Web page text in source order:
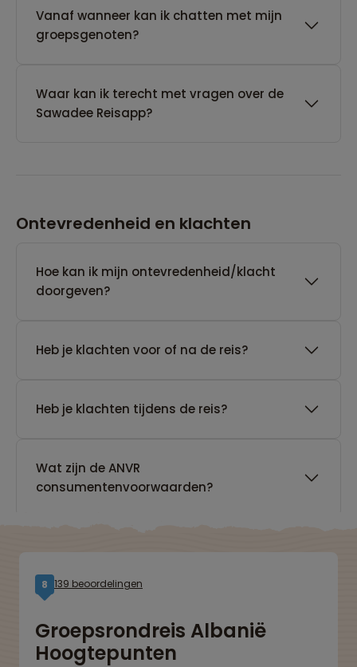
Vanaf wanneer kan ik chatten met mijn
groepsgenoten?
Waar kan ik terecht met vragen over de
Sawadee Reisapp?
Ontevredenheid en klachten
Hoe kan ik mijn ontevredenheid/klacht
doorgeven?
Heb je klachten voor of na de reis?
Heb je klachten tijdens de reis?
Wat zijn de ANVR
consumentenvoorwaarden?
8 139 beoordelingen
Groepsrondreis Albanië
Hoogtepunten